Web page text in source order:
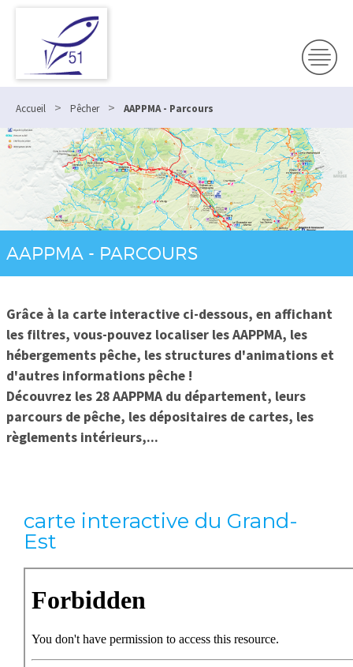
Accueil > Pêcher > AAPPMA - Parcours
AAPPMA - PARCOURS
Grâce à la carte interactive ci-dessous, en affichant
les filtres, vous-pouvez localiser les AAPPMA, les
hébergements pêche, les structures d'animations et
d'autres informations pêche !
Découvrez les 28 AAPPMA du département, leurs
parcours de pêche, les dépositaires de cartes, les
règlements intérieurs,...
carte interactive du Grand-
Est